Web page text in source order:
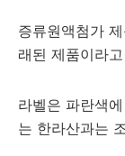
증류원액첨가
래된 제품이라
라벨은 파란색
는 한라산과는